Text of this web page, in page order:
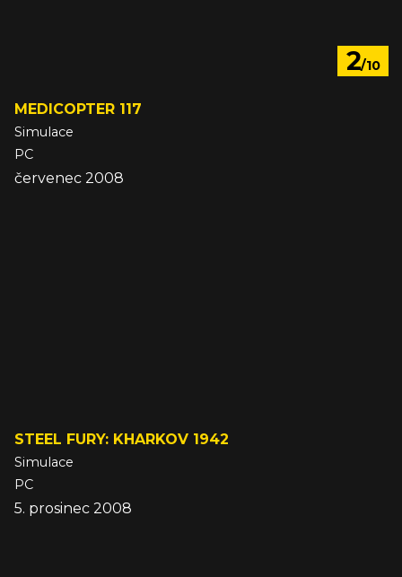
2/10
MEDICOPTER 117
Simulace
PC
červenec 2008
STEEL FURY: KHARKOV 1942
Simulace
PC
5. prosinec 2008